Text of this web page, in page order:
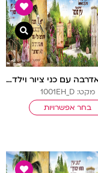
פוסטר ‘אדרבה עם כני ציור וילדות’ ד’ מודגשת
מקט: 1001EH_D
בחר אפשרויות